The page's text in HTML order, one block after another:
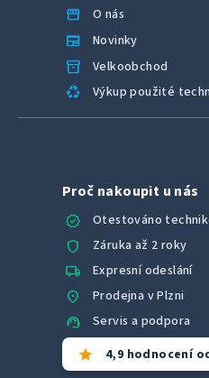
storefront O nás
newspaper Novinky
inventory_2 Velkoobchod
recycling Výkup použité
Proč nakoupit u nás
verified
Otestováno
shield Záruka až 2 roky
local_shipping Expresní odeslání
location_on Prodejna v Plzni
support_agent Servis a podpora
star 4,9 hodnocení